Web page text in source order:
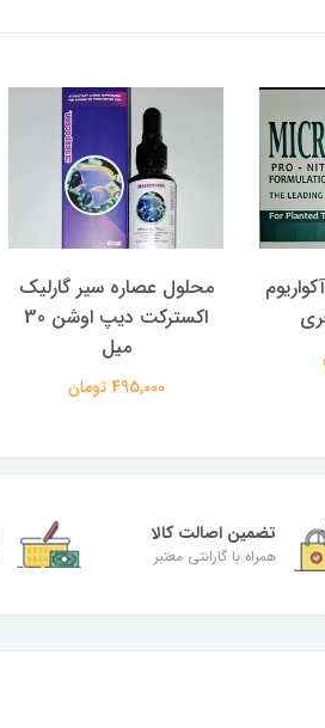
محلول عصاره سیر گارلیک
اکسترکت دیپ اوشن 30
میل
495,000 تومان
تضمین اصالت کالا
همراه با گارانتی معتبر